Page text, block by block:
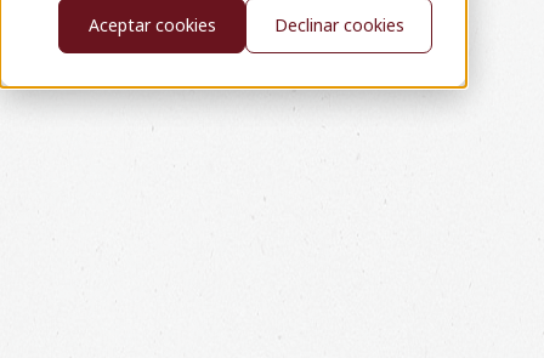
Aceptar cookies
Declinar cookies